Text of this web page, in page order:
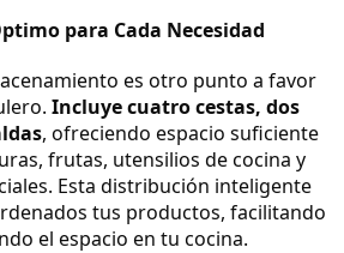
para Cada Necesidad
es otro punto a favor
Incluye cuatro cestas, dos
, ofreciendo espacio suficiente
frutas, utensilios de cocina y
Esta distribución inteligente
tus productos, facilitando
el espacio en tu cocina.